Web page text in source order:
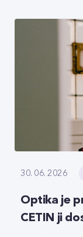
30. 06. 2026
Optika je
CETIN ji